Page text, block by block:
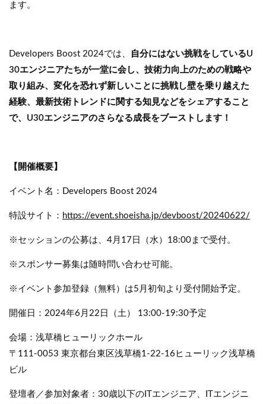
ます。
Developers Boost 2024では、
自分にはない挑戦をしているU
30エンジニアたちが一堂に会し、技術力向上のための戦略や
取り組み、変化を恐れず新しいことに挑戦し壁を乗り越えた
経験、最新技術トレンドに関する知見などをシェアすること
で、U30エンジニアのさらなる成長をブーストします！
【開催概要】
イベント名：Developers Boost 2024
特設サイト： https://event.shoeisha.jp/devboost/20240622/
※セッションの公募は、4月17日（水）18:00まで受付。
※スポンサー募集は随時問い合わせ可能。
※イベント参加登録（無料）は5月初旬より受付開始予定。
開催日：2024年6月22日（土） 13:00-19:30予定
会場：浅草橋ヒューリックホール
〒111-0053 東京都台東区浅草橋1-22-16ヒューリック浅草橋
ビル
登壇者／参加対象者：30歳以下のITエンジニア、ITエンジニ